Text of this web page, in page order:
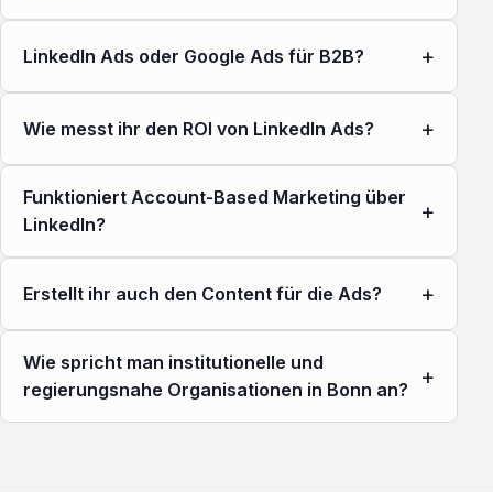
LinkedIn Ads oder Google Ads für B2B? +
Wie messt ihr den ROI von LinkedIn Ads? +
Funktioniert Account-Based Marketing über
LinkedIn?
+
Erstellt ihr auch den Content für die Ads? +
Wie spricht man institutionelle und
regierungsnahe Organisationen in Bonn an?
+